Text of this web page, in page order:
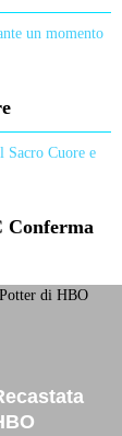
Conferma